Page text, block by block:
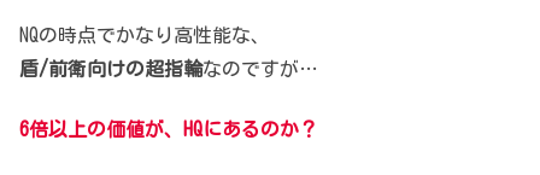
NQの時点でかなり高性能な、
盾/前衛向けの超指輪なのですが…
6倍以上の価値が、HQにあるのか？